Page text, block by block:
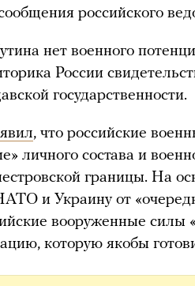
российского
нет военного
России
государственности.
, что российские
личного состава и
границы. На
и Украину от
вооруженные силы
которую якобы